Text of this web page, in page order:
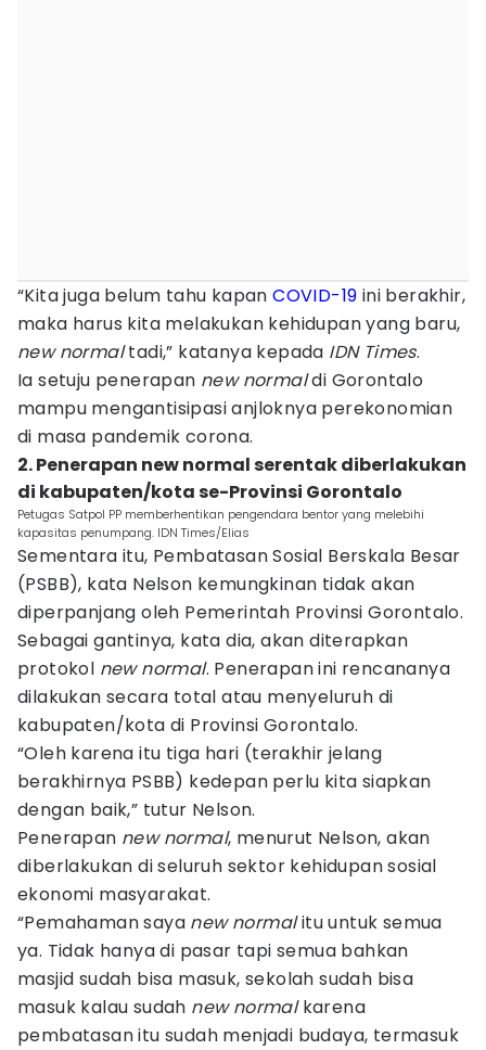
“Kita juga belum tahu kapanCOVID-19 ini berakhir,
maka harus kita melakukan kehidupan yang baru,
new normaltadi,” katanya kepada IDN Times.
Ia setuju penerapan new normaldi Gorontalo
mampu mengantisipasi anjloknya perekonomian
di masa pandemik corona.
2. Penerapan new normal serentak diberlakukan
di kabupaten/kota se-Provinsi Gorontalo
Petugas Satpol PP memberhentikan pengendara bentor yang melebihi
kapasitas penumpang. IDN Times/Elias
Sementara itu, Pembatasan Sosial Berskala Besar
(PSBB), kata Nelson kemungkinan tidak akan
diperpanjang oleh Pemerintah Provinsi Gorontalo.
Sebagai gantinya, kata dia, akan diterapkan
protokol new normal. Penerapan ini rencananya
dilakukan secara total atau menyeluruh di
kabupaten/kota di Provinsi Gorontalo.
“Oleh karena itu tiga hari (terakhir jelang
berakhirnya PSBB) kedepan perlu kita siapkan
dengan baik,” tutur Nelson.
Penerapan new normal, menurut Nelson, akan
diberlakukan di seluruh sektor kehidupan sosial
ekonomi masyarakat.
“Pemahaman saya new normalitu untuk semua
ya. Tidak hanya di pasar tapi semua bahkan
masjid sudah bisa masuk, sekolah sudah bisa
masuk kalau sudah new normalkarena
pembatasan itu sudah menjadi budaya, termasuk